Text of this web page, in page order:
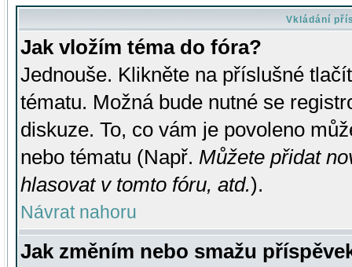
Vkládání
Jak vložím téma do fóra?
Jednouše. Klikněte na příslušné
tématu. Možná bude nutné se
diskuze. To, co vám je povoleno
nebo tématu (Např. Můžete přidat
hlasovat v tomto fóru, atd.).
Návrat nahoru
Jak změním nebo smažu